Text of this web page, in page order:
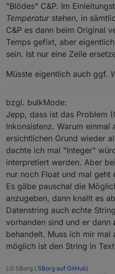
"Blödes" C&P. Im
Temperaturstehen, in
C&P es dann beim Original
Temps gefixt, aber
sein. Ist nur eine Zeile
Müsste eigentlich auch ggf.
bzgl. bulkMode:
Jepp, dass ist das Problem
Inkonsistenz. Warum
ersichtlichen Grund wieder
dachte ich mal "Integer"
interpretiert werden. Aber
nur noch Float und mal geht
Es gäbe pauschal die
anzugeben, dann knallt es
Datenstring auch echte
vorhanden sind und er dann
behandelt. Muss ich mir mal
möglich ist den String in
LG SBorg ( SBorg auf GitHub)